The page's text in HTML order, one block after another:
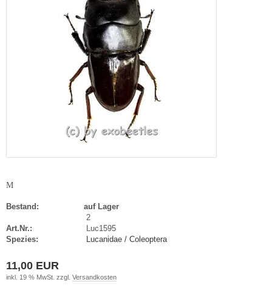
M
Bestand:
auf Lager
2
Art.Nr.:
Luc1595
Spezies:
Lucanidae / Coleoptera
11,00 EUR
inkl. 19 % MwSt. zzgl. Versandkosten